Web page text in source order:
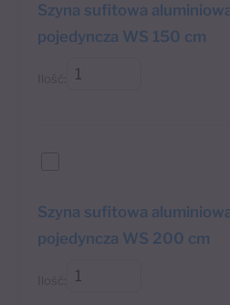
Szyna sufitowa
pojedyncza WS 150 cm
Szyna sufitowa
pojedyncza WS 200 cm